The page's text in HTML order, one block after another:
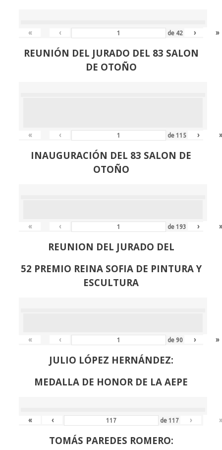
« ‹ de 42 › »
REUNIÓN DEL JURADO DEL 83 SALON
DE OTOÑO
« ‹ de115 ›
INAUGURACIÓN DEL 83 SALON DE
OTOÑO
« ‹ de193 ›
REUNION DEL JURADO DEL
52 PREMIO REINA SOFIA DE PINTURA Y
ESCULTURA
« ‹ de 90 › »
JULIO LÓPEZ HERNÁNDEZ:
MEDALLA DE HONOR DE LA AEPE
« ‹ de117 ›
TOMÁS PAREDES ROMERO: